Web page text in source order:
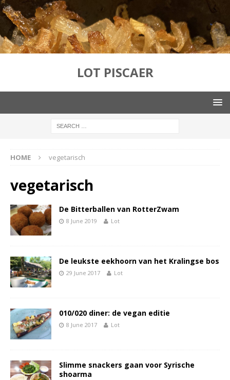
LOT PISCAER
HOME vegetarisch
vegetarisch
De Bitterballen van RotterZwam
8 June 2019 Lot
De leukste eekhoorn van het Kralingse bos
29 June 2017 Lot
010/020 diner: de vegan editie
8 June 2017 Lot
Slimme snackers gaan voor Syrische
shoarma